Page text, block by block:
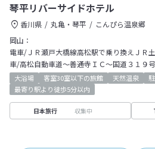
琴平リバーサイドホテル
香川県 丸亀・琴平
こんぴら温泉郷
岡山：
電車/ＪＲ瀬戸大橋線高松駅で乗り換えＪＲ
車/高松自動車道～善通寺ＩＣ～国道３１９
大浴場 客室30室以下の旅館 天然温泉
最寄り駅より徒歩5分以内
日本旅行 収集中